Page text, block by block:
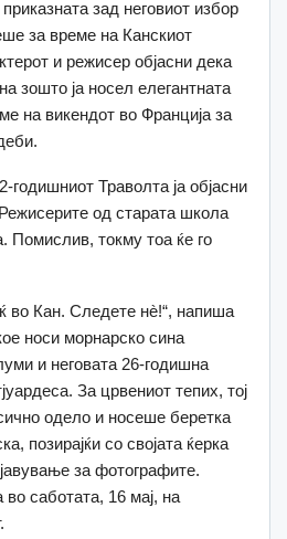
зад неговиот избор
за време на Канскиот
и режисер објасни дека
зошто ја носел елегантната
на викендот во Франција за
годишниот Траволта ја објасни
од старата школа
Помислив, токму тоа ќе го
во Кан. Следете нè!“, напиша
носи морнарско сина
и неговата 26-годишна
За црвениот тепих, тој
одело и носеше беретка
позирајќи со својата ќерка
за фотографите.
саботата, 16 мај, на